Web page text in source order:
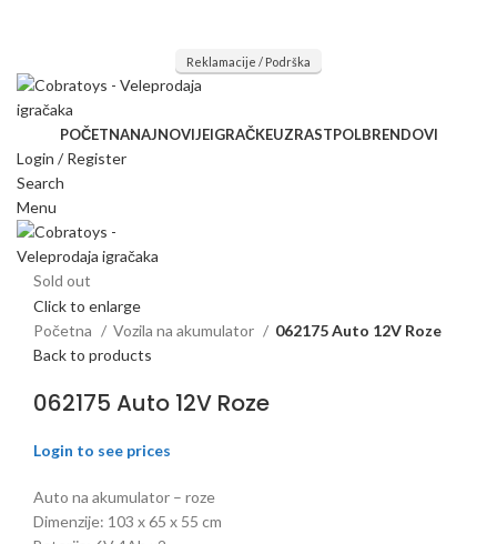
Reklamacije / Podrška
POČETNANAJNOVIJEIGRAČKEUZRASTPOLBRENDOVI
Login / Register
Search
Menu
Sold out
Click to enlarge
Početna
Vozila na akumulator
062175 Auto 12V Roze
Back to products
062175 Auto 12V Roze
Login to see prices
Auto na akumulator – roze
Dimenzije: 103 x 65 x 55 cm